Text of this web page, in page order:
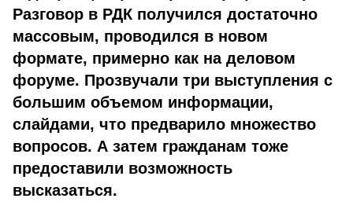
Разговор в РДК получился достаточно
массовым, проводился в новом
формате, примерно как на деловом
форуме. Прозвучали три выступления с
большим объемом информации,
слайдами, что предварило множество
вопросов. А затем гражданам тоже
предоставили возможность
высказаться.